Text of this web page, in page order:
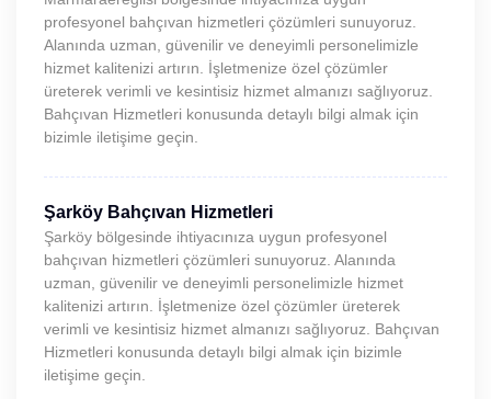
profesyonel bahçıvan hizmetleri çözümleri sunuyoruz.
Alanında uzman, güvenilir ve deneyimli personelimizle
hizmet kalitenizi artırın. İşletmenize özel çözümler
üreterek verimli ve kesintisiz hizmet almanızı sağlıyoruz.
Bahçıvan Hizmetleri konusunda detaylı bilgi almak için
bizimle iletişime geçin.
Şarköy Bahçıvan Hizmetleri
Şarköy bölgesinde ihtiyacınıza uygun profesyonel
bahçıvan hizmetleri çözümleri sunuyoruz. Alanında
uzman, güvenilir ve deneyimli personelimizle hizmet
kalitenizi artırın. İşletmenize özel çözümler üreterek
verimli ve kesintisiz hizmet almanızı sağlıyoruz. Bahçıvan
Hizmetleri konusunda detaylı bilgi almak için bizimle
iletişime geçin.